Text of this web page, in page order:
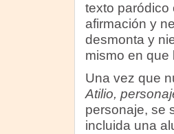
texto
afirmación y
desmonta y
mismo en
Una vez que
Atilio,
personaje, se
incluida una